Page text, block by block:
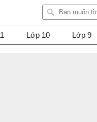
Lớp 10 Lớp 9